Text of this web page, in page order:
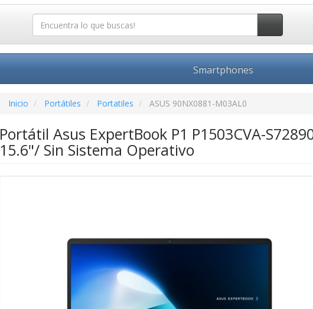
Smartphones
Inicio Portátiles Portatiles ASUS 90NX0881-M03AL0
Portátil Asus ExpertBook P1 P1503CVA-
15.6"/ Sin Sistema Operativo